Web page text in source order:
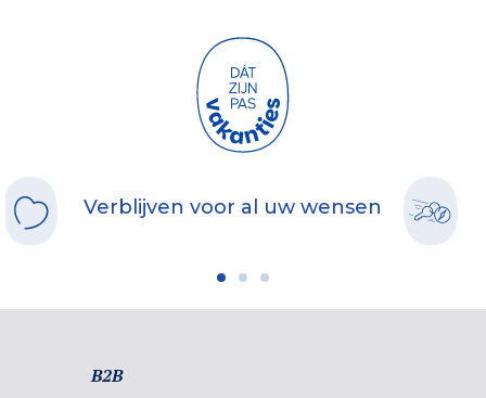
Verblijven voor al uw wensen
B2B